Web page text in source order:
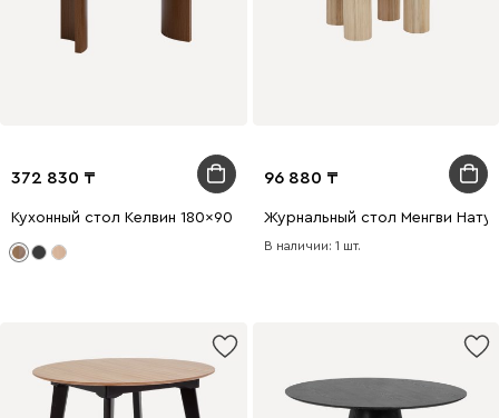
372 830
Кухонный стол Келвин 180x90 Орех
96 880
Журнальный стол Менгви
В наличии: 1 шт.